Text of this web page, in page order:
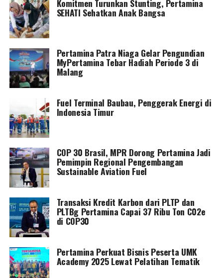
Komitmen Turunkan Stunting, Pertamina
SEHATI Sehatkan Anak Bangsa
Pertamina Patra Niaga Gelar Pengundian
MyPertamina Tebar Hadiah Periode 3 di
Malang
Fuel Terminal Baubau, Penggerak Energi di
Indonesia Timur
COP 30 Brasil, MPR Dorong Pertamina Jadi
Pemimpin Regional Pengembangan
Sustainable Aviation Fuel
Transaksi Kredit Karbon dari PLTP dan
PLTBg Pertamina Capai 37 Ribu Ton C02e
di COP30
Pertamina Perkuat Bisnis Peserta UMK
Academy 2025 Lewat Pelatihan Tematik